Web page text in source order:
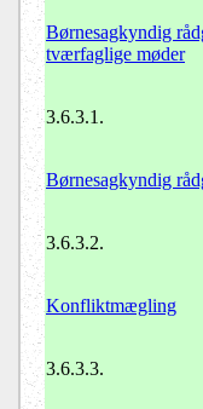
Børnesagkyndig
tværfaglige møder
3.6.3.1.
Børnesagkyndig
3.6.3.2.
Konfliktmægling
3.6.3.3.